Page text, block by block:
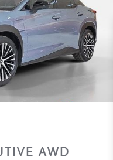
AWD